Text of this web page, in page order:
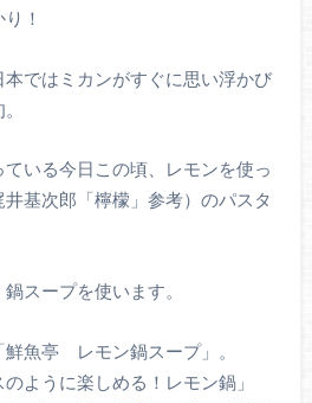
！
ではミカンがすぐに思い浮かび
いる今日この頃、レモンを使っ
基次郎「檸檬」参考）のパスタ
スープを使います。
魚亭 レモン鍋スープ」。
ように楽しめる！レモン鍋」